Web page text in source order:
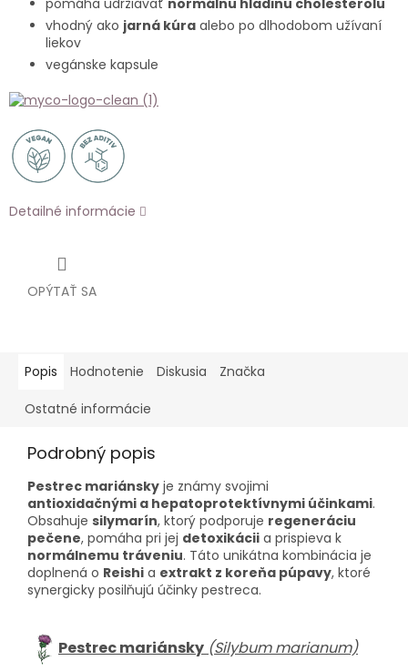
pomáha udržiavať normálnu hladinu cholesterolu
vhodný ako jarná kúra alebo po dlhodobom užívaní
liekov
vegánske kapsule
Detailné informácie
OPÝTAŤ SA
Popis Hodnotenie Diskusia Značka
Ostatné informácie
Podrobný popis
Pestrec mariánsky je známy svojimi
antioxidačnými a hepatoprotektívnymi účinkami.
Obsahuje silymarín, ktorý podporuje regeneráciu
pečene, pomáha pri jej detoxikácii a prispieva k
normálnemu tráveniu. Táto unikátna kombinácia je
doplnená o Reishi a extrakt z koreňa púpavy, ktoré
synergicky posilňujú účinky pestreca.
Pestrecmariánsky (Silybum marianum)